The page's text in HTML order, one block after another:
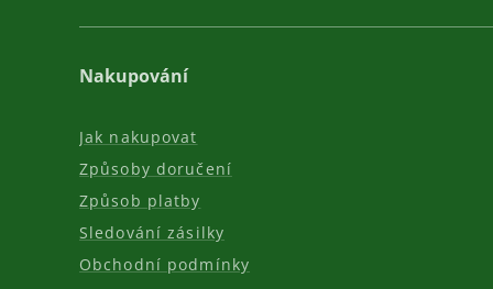
Nakupování
Jak nakupovat
Způsoby doručení
Způsob platby
Sledování zásilky
Obchodní podmínky